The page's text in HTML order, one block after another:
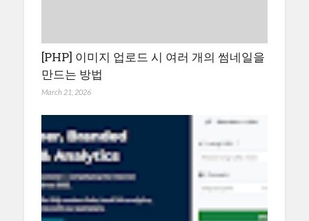
[PHP] 이미지 업로드 시 여러 개의 썸네일을
만드는 방법
March 21, 2026